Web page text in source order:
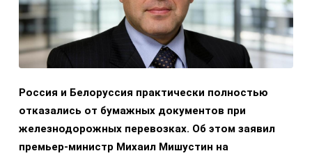
Россия и Белоруссия практически полностью
отказались от бумажных документов при
железнодорожных перевозках. Об этом заявил
премьер-министр Михаил Мишустин на